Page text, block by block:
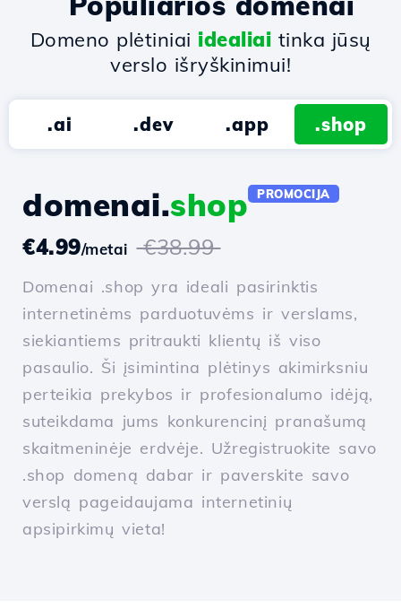
Domeno plėtiniai idealiai tinka jūsų
verslo išryškinimui!
.ai .dev .app .shop
domenai.shop PROMOCIJA
€4.99/metai €38.99
Domenai .shop yra ideali pasirinktis
internetinėms parduotuvėms ir verslams,
siekiantiems pritraukti klientų iš viso
pasaulio. Ši įsimintina plėtinys akimirksniu
perteikia prekybos ir profesionalumo idėją,
suteikdama jums konkurencinį pranašumą
skaitmeninėje erdvėje. Užregistruokite savo
.shop domeną dabar ir paverskite savo
verslą pageidaujama internetinių
apsipirkimų vieta!